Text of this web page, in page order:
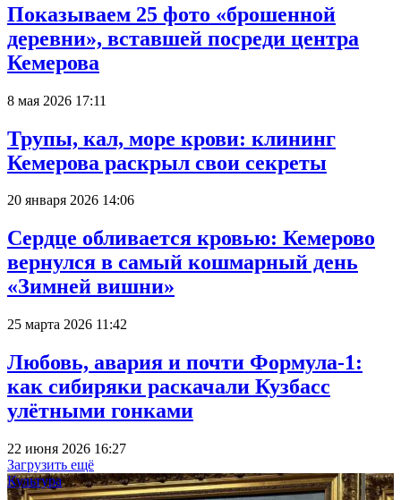
Показываем 25 фото «брошенной
деревни», вставшей посреди центра
Кемерова
8 мая 2026 17:11
Трупы, кал, море крови: клининг
Кемерова раскрыл свои секреты
20 января 2026 14:06
Сердце обливается кровью: Кемерово
вернулся в самый кошмарный день
«Зимней вишни»
25 марта 2026 11:42
Любовь, авария и почти Формула-1:
как сибиряки раскачали Кузбасс
улётными гонками
22 июня 2026 16:27
Загрузить ещё
Культура